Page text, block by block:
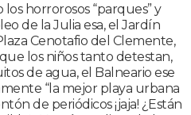
horrorosos “parques” y
de la Julia esa, el Jardín
Cenotafio del Clemente,
los niños tanto detestan,
de agua, el Balneario ese
“la mejor playa urbana
de periódicos ¡jaja! ¿Están